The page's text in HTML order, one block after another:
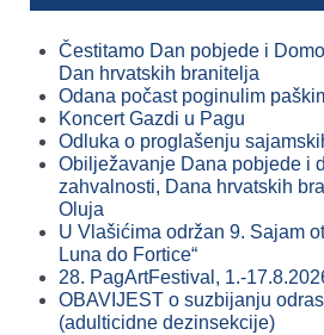
Čestitamo Dan pobjede i
Dan hrvatskih branitelja
Odana počast poginulim
Koncert Gazdi u Pagu
Odluka o proglašenju
Obilježavanje Dana pobjede i
zahvalnosti, Dana hrvatskih
Oluja
U Vlašićima održan 9. Sajam
Luna do Fortice“
28. PagArtFestival, 1.-
OBAVIJEST o suzbijanju
(adulticidne dezinsekcije)